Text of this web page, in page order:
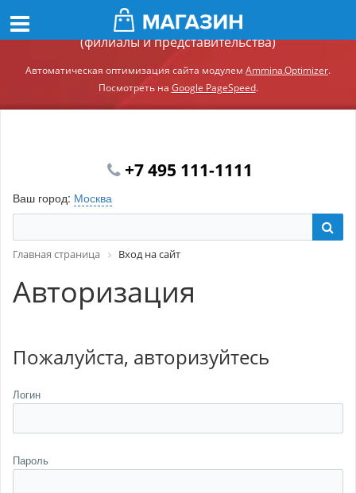
Демонстрационный сайт модуля Ammina.Регионы
(филиалы и представительства)
Автоматическая оптимизация сайта модулем Ammina.Optimizer.
Посмотреть на Google PageSpeed.
+7 495 111-1111
Ваш город: Москва
Главная страница Вход на сайт
Авторизация
Пожалуйста, авторизуйтесь
Логин
Пароль